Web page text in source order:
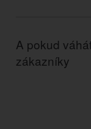
A pokud
zákazníky